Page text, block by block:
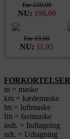
Før 230,00
NU: 190,00
Før 19,00
NU: 11,95
FORKORTELSER
m = maske
km = kædemaske
lm = luftmaske
fm = fastmaske
indt. = Indtagning
udt. = Udtagning